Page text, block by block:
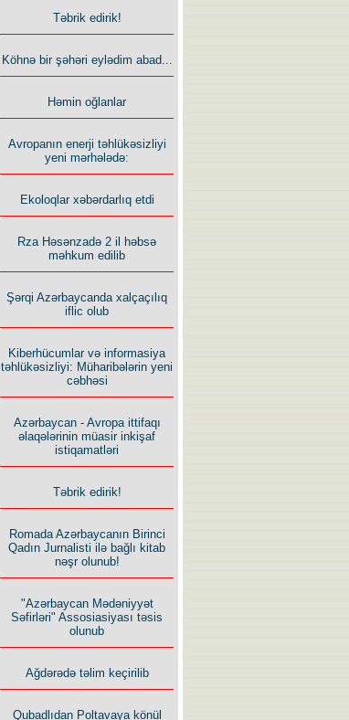
Təbrik edirik!
Köhnə bir şəhəri eylədim abad...
Həmin oğlanlar
Avropanın enerji təhlükəsizliyi
yeni mərhələdə:
Ekoloqlar xəbərdarlıq etdi
Rza Həsənzadə 2 il həbsə
məhkum edilib
Şərqi Azərbaycanda xalçaçılıq
iflic olub
Kiberhücumlar və informasiya
təhlükəsizliyi: Müharibələrin yeni
cəbhəsi
Azərbaycan - Avropa ittifaqı
əlaqələrinin müasir inkişaf
istiqamatləri
Təbrik edirik!
Romada Azərbaycanın Birinci
Qadın Jurnalisti ilə bağlı kitab
nəşr olunub!
"Azərbaycan Mədəniyyət
Səfirləri" Assosiasiyası təsis
olunub
Ağdərədə təlim keçirilib
Qubadlıdan Poltavaya könül